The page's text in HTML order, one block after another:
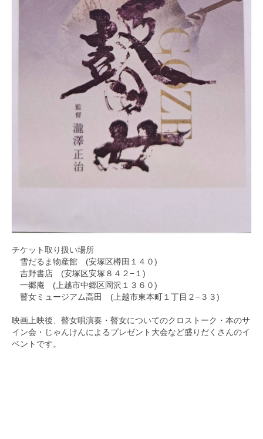
チケット取り扱い場所
雪だるま物産館 (安塚区樽田１４０)
吉野書店 (安塚区安塚８４２−１)
一郷庵 (上越市中郷区岡沢１３６０)
瞽女ミュージアム高田 (上越市東本町１丁目２−３３)
映画上映後、瞽女唄演奏・瞽女についてのクロストーク・本のサ
イン会・じゃんけんによるプレゼント大会など盛りだくさんのイ
ベントです。